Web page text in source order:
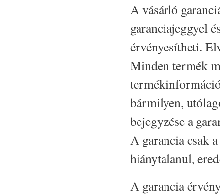
A vásárló
garanciajeggyel
érvényesítheti.
Minden termék
bármilyen,
bejegyzése a
A garancia csak
hiánytalanul,
A garancia